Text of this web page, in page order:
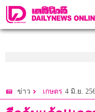
ข่าว เกษตร 4 มิ.ย.